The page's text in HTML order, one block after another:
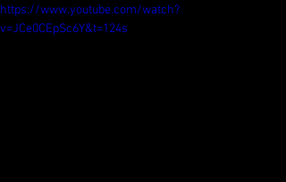
https://www.youtube.com/watch?
v=JCe0CEpSc6Y&t=124s